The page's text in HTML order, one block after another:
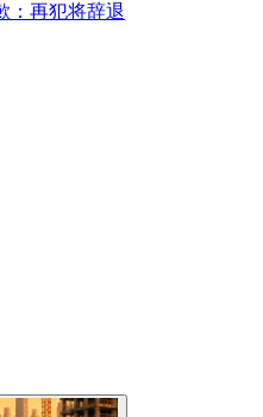
：再犯将辞退